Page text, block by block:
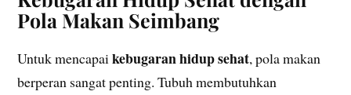
Pola Makan Seimbang
Untuk mencapaikebugaran hidup sehat, pola makan
berperan sangat penting. Tubuh membutuhkan